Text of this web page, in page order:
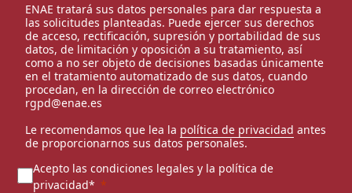
ENAE tratará sus datos personales para dar respuesta a
las solicitudes planteadas. Puede ejercer sus derechos
de acceso, rectificación, supresión y portabilidad de sus
datos, de limitación y oposición a su tratamiento, así
como a no ser objeto de decisiones basadas únicamente
en el tratamiento automatizado de sus datos, cuando
procedan, en la dirección de correo electrónico
rgpd@enae.es
Le recomendamos que lea la política de privacidad antes
de proporcionarnos sus datos personales.
Acepto las condiciones legales y la política de
privacidad*